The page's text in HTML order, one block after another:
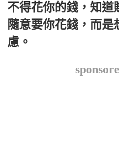
不得花你的錢，知道
隨意要你花錢，而是
慮。